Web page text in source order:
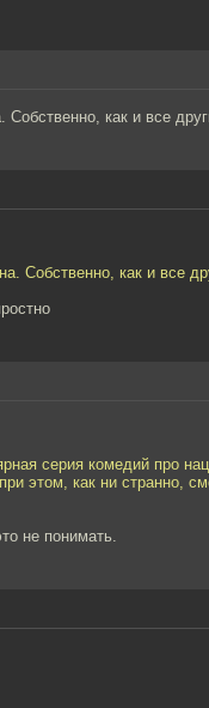
как и все
Собственно, как и все
серия комедий про
этом, как ни странно,
не понимать.